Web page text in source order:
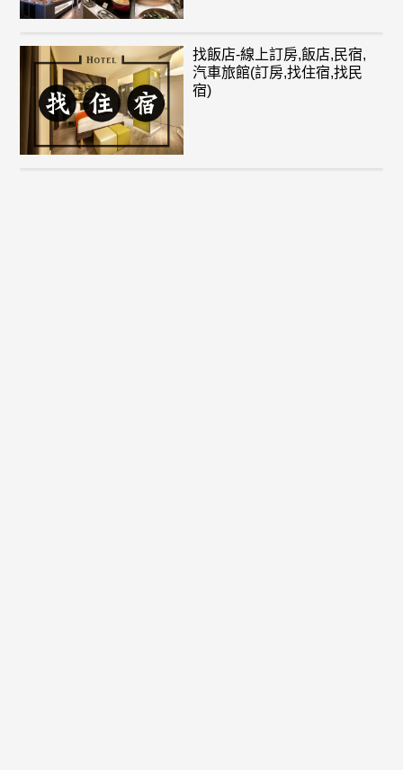
找飯店-線上訂房,飯店,民宿,
汽車旅館(訂房,找住宿,找民
宿)